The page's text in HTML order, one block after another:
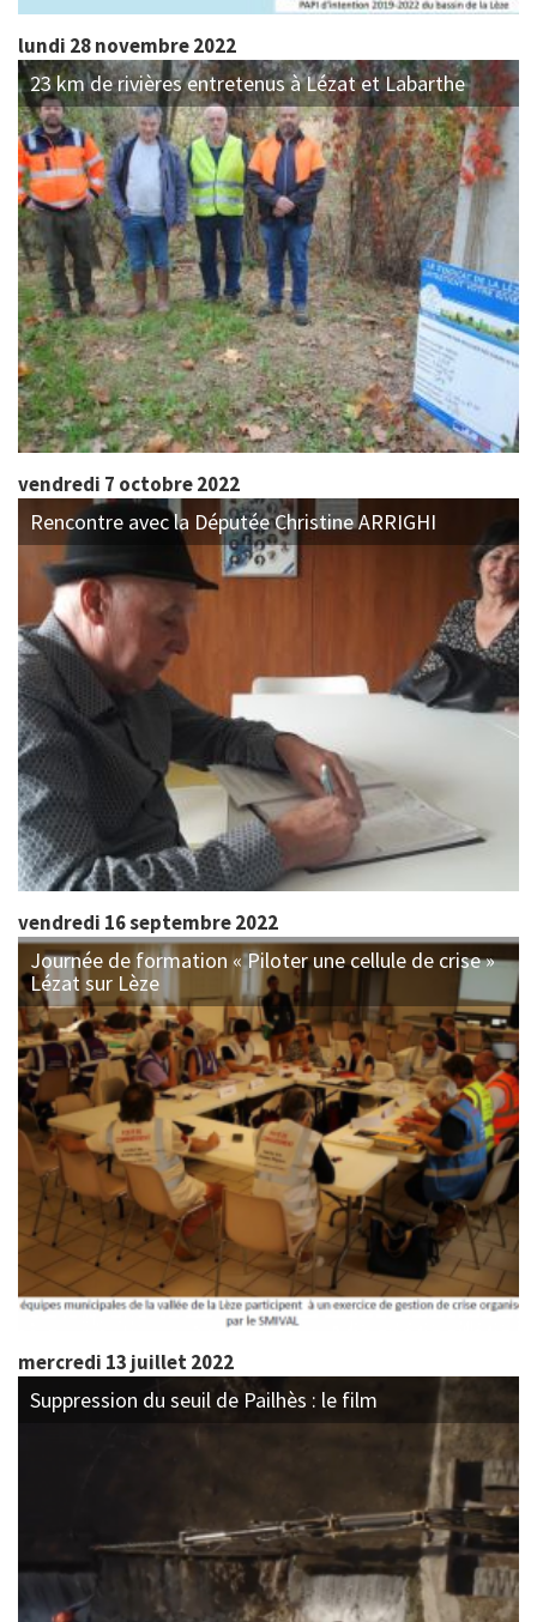
lundi 28 novembre 2022
23 km de rivières entretenus à Lézat et Labarthe
vendredi 7 octobre 2022
Rencontre avec la Députée Christine ARRIGHI
vendredi 16 septembre 2022
Journée de formation « Piloter une cellule de crise »
Lézat sur Lèze
mercredi 13 juillet 2022
Suppression du seuil de Pailhès : le film